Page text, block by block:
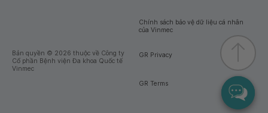
Bản quyền © 2026 thuộc về Công ty
Cổ phần Bệnh viện Đa khoa Quốc tế
Vinmec
Chính sách bảo vệ dữ liệu cá nhân
của Vinmec
GR Privacy
GR Terms